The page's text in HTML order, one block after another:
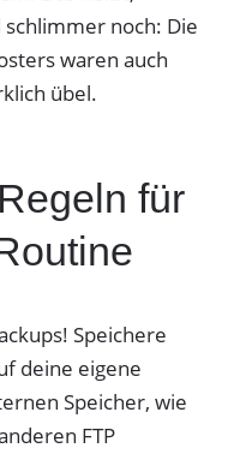
noch: Die
waren auch
übel.
für
Speichere
deine eigene
Speicher, wie
FTP